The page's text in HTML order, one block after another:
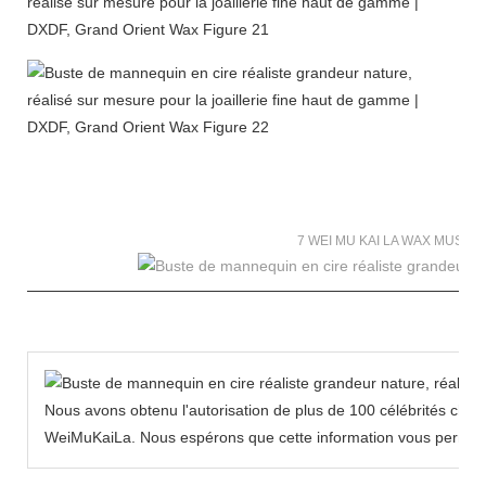
7 WEI MU KAI LA WAX
Nous avons obtenu l'autorisation de plus de 100 célébrités
WeiMuKaiLa. Nous espérons que cette information vous